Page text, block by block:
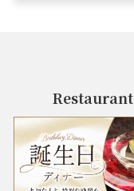
Restaurant